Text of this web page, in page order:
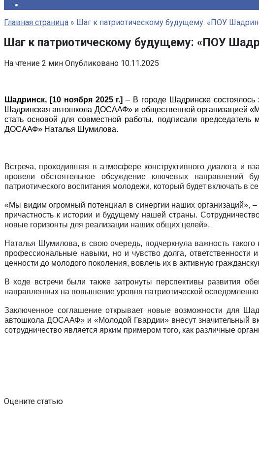
Главная страница » Шаг к патриотическому будущему: «ПОУ
Шаг к патриотическому будущему: «ПОУ
На чтение 2 мин Опубликовано 10.11.2025
Шадринск, [10 ноября 2025 г.] – В городе Шадринске
Шадринская автошкола ДОСААФ» и общественной организацией
стать основой для совместной работы, подписали
ДОСААФ» Наталья Шумилова.
Встреча, проходившая в атмосфере конструктивного диалога и
провели обстоятельное обсуждение ключевых направлений
патриотического воспитания молодежи, который будет включать в
«Мы видим огромный потенциал в синергии наших организаций»,
причастность к истории и будущему нашей страны.
новые горизонты для реализации наших общих целей».
Наталья Шумилова, в свою очередь, подчеркнула важность
профессиональные навыки, но и чувство долга,
ценности до молодого поколения, вовлечь их в активную
В ходе встречи были также затронуты перспективы развития
направленных на повышение уровня патриотической
Заключенное соглашение открывает новые возможности для
автошкола ДОСААФ» и «Молодой Гвардии» внесут значительный
сотрудничество является ярким примером того, как различные
Оцените статью